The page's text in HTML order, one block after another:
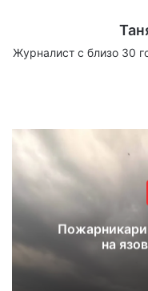
Журналист с близо 30
Пожарникари
на